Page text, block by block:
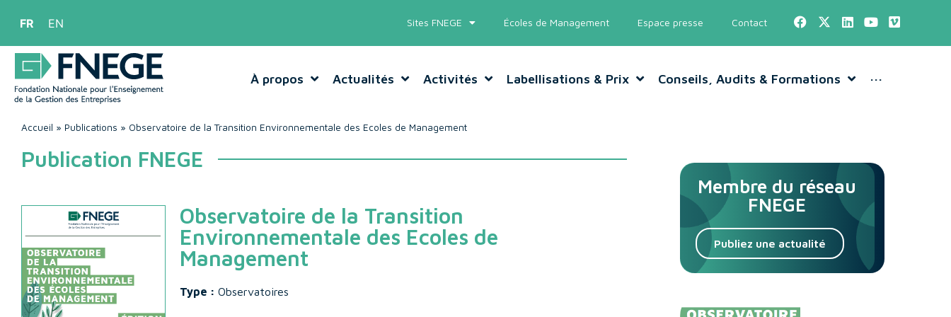
FR EN Sites FNEGE Écoles de Management Espace presse Contact
À propos Actualités Activités Labellisations & Prix Conseils, Audits & Formations ···
Accueil » Publications » Observatoire de la Transition Environnementale des Ecoles de Management
Publication FNEGE
Observatoire de la Transition
Environnementale des Ecoles de
Management
Type : Observatoires
Membre du réseau
FNEGE
Publiez une actualité